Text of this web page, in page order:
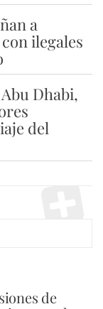
a
ilegales
Dhabi,
del
de